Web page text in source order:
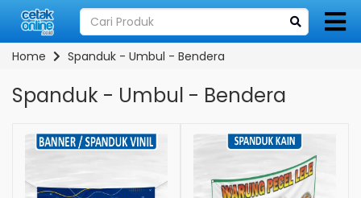
Home Spanduk - Umbul - Bendera
Spanduk - Umbul - Bendera